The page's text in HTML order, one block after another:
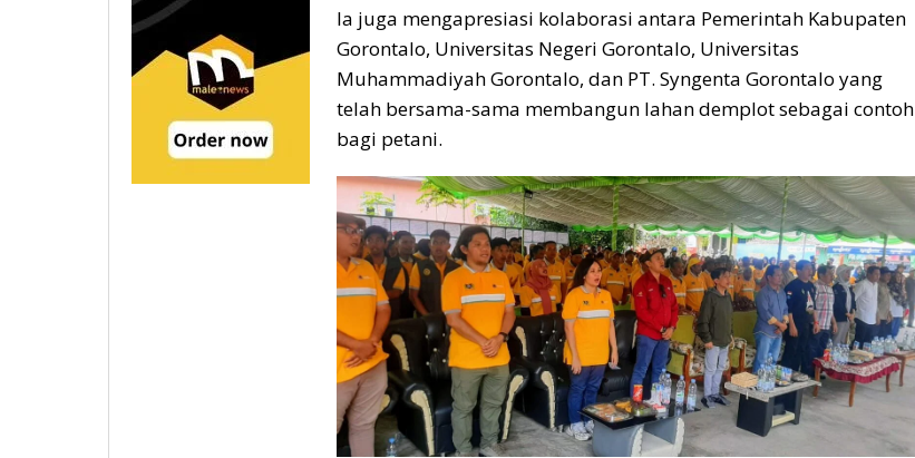
Ia juga mengapresiasi kolaborasi antara Pemerintah Kabupaten
Gorontalo, Universitas Negeri Gorontalo, Universitas
Muhammadiyah Gorontalo, dan PT. Syngenta Gorontalo yang
telah bersama-sama membangun lahan demplot sebagai contoh
bagi petani.